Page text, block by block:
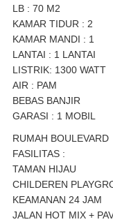
LB : 70 M2
KAMAR TIDUR : 2
KAMAR MANDI : 1
LANTAI : 1 LANTAI
LISTRIK: 1300 WATT
AIR : PAM
BEBAS BANJIR
GARASI : 1 MOBIL
RUMAH BOULEVARD
FASILITAS :
TAMAN HIJAU
CHILDEREN
KEAMANAN 24 JAM
JALAN HOT MIX +